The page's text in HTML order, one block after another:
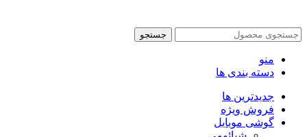
جستجو
منو
دسته بندی ها
جدیدترین ها
فروش ویژه
گوشی موبایل